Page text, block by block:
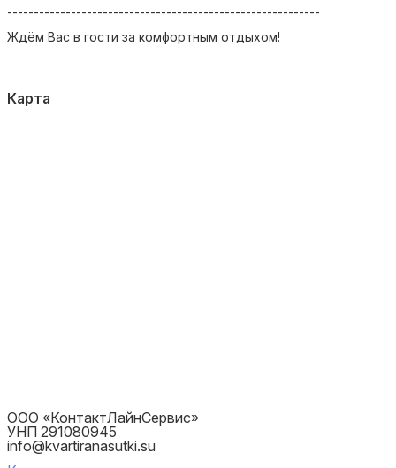
-----------------------------------------------------------
Ждём Вас в гости за комфортным отдыхом!
Карта
ООО «КонтактЛайнСервис»
УНП 291080945
info@kvartiranasutki.su